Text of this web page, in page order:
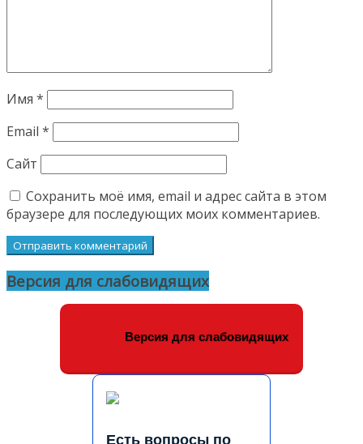
Имя *
Email *
Сайт
Сохранить моё имя, email и адрес сайта в этом
браузере для последующих моих комментариев.
Версия для слабовидящих
Версия для слабовидящих
Есть вопросы по